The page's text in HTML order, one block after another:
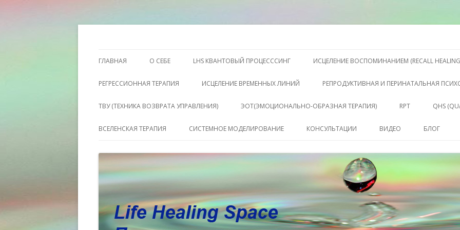
ГЛАВНАЯ О СЕБЕ LHS КВАНТОВЫЙ ПРОЦЕСССИНГ ИСЦЕЛЕНИЕ ВОСПОМИНАНИЕМ (RECALL
РЕГРЕССИОННАЯ ТЕРАПИЯ ИСЦЕЛЕНИЕ ВРЕМЕННЫХ ЛИНИЙ РЕПРОДУКТИВНАЯ И ПЕРИНАТАЛЬНАЯ
ТВУ (ТЕХНИКА ВОЗВРАТА УПРАВЛЕНИЯ) ЭОТ(ЭМОЦИОНАЛЬНО-ОБРАЗНАЯ ТЕРАПИЯ) RPT QHS
ВСЕЛЕНСКАЯ ТЕРАПИЯ СИСТЕМНОЕ МОДЕЛИРОВАНИЕ КОНСУЛЬТАЦИИ
ПАКЕТ СЕССИЙ И
КОНСУЛЬТАЦИЙ
СОПРОВОЖДЕНИЕ
КОУЧИНГ ДО РЕЗУЛЬТАТА
ВИДЕО БЛОГ